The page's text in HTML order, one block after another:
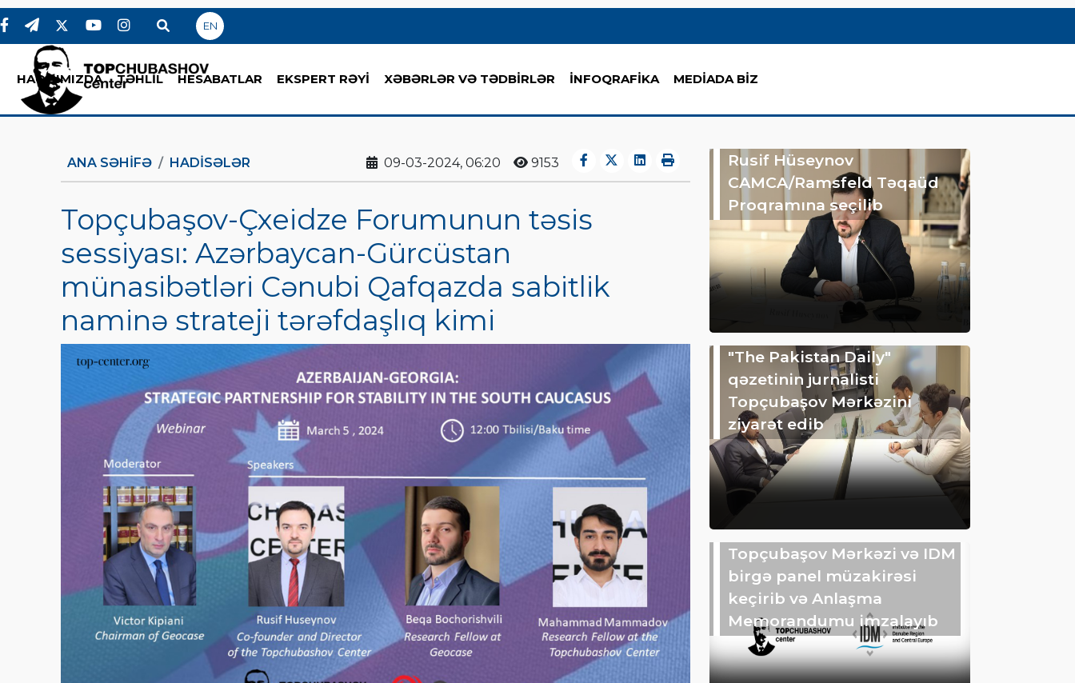
EN
HAQQIMIZDA TƏHLİL HESABATLAR EKSPERT RƏYİ XƏBƏRLƏR VƏ TƏDBİRLƏR İNFOQRAFİKA MEDİADA BİZ
ANA SƏHIFƏ HADİSƏLƏR 09-03-2024, 06:20 9153
Topçubaşov-Çxeidze Forumunun təsis
sessiyası: Azərbaycan-Gürcüstan
münasibətləri Cənubi Qafqazda sabitlik
naminə strateji tərəfdaşlıq kimi
Rusif Hüseynov
CAMCA/Ramsfeld Təqaüd
Proqramına seçilib
"The Pakistan Daily"
qəzetinin jurnalisti
Topçubaşov Mərkəzini
ziyarət edib
Topçubaşov Mərkəzi və IDM
birgə panel müzakirəsi
keçirib və Anlaşma
Memorandumu imzalayıb